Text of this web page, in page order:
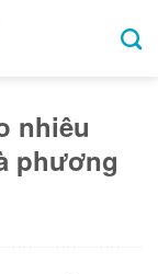
nhiêu
phương